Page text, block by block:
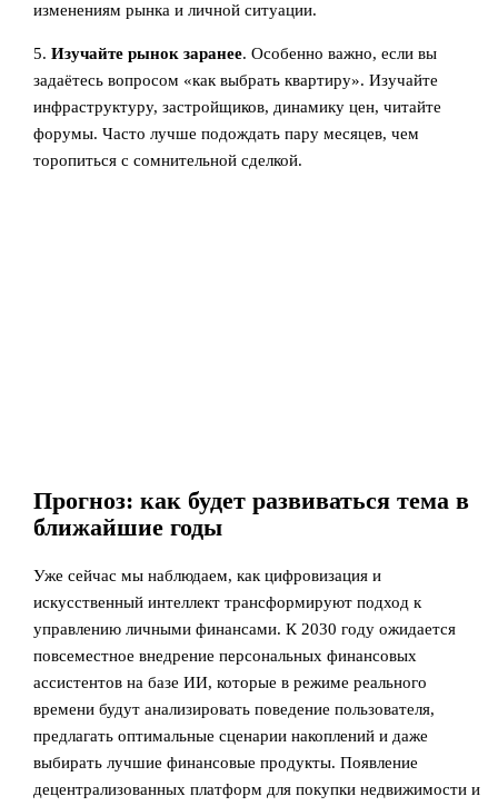
изменениям рынка и личной ситуации.
5.Изучайте рынок заранее. Особенно важно, если вы
задаётесь вопросом «как выбрать квартиру». Изучайте
инфраструктуру, застройщиков, динамику цен, читайте
форумы. Часто лучше подождать пару месяцев, чем
торопиться с сомнительной сделкой.
Прогноз: как будет развиваться тема в
ближайшие годы
Уже сейчас мы наблюдаем, как цифровизация и
искусственный интеллект трансформируют подход к
управлению личными финансами. К 2030 году ожидается
повсеместное внедрение персональных финансовых
ассистентов на базе ИИ, которые в режиме реального
времени будут анализировать поведение пользователя,
предлагать оптимальные сценарии накоплений и даже
выбирать лучшие финансовые продукты. Появление
децентрализованных платформ для покупки недвижимости и